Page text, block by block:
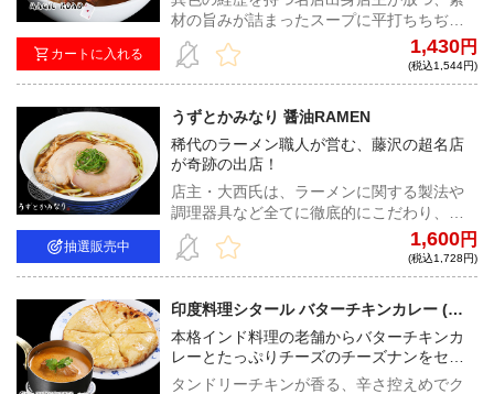
カートに入れる
材の旨みが詰まったスープに平打ちちぢれ
麺、味付き脂もついた二郎インスパイアフ
ルセット！
1,430円
(税込1,544円)
抽選販売中
うずとかみなり 醤油RAMEN
稀代のラーメン職人が営む、藤沢の超名店
が奇跡の出店！
店主・大西氏は、ラーメンに関する製法や
調理器具など全てに徹底的にこだわり、そ
れらが見事に調和することで究極の一杯を
生み出している。随所に輝く想いをぜひ体
感してほしい。
1,600円
(税込1,728円)
印度料理シタール バターチキンカレー (チ
ーズナン・黒はちみつ付)
本格インド料理の老舗からバターチキンカ
レーとたっぷりチーズのチーズナンをセッ
トでお届け！
タンドリーチキンが香る、辛さ控えめでク